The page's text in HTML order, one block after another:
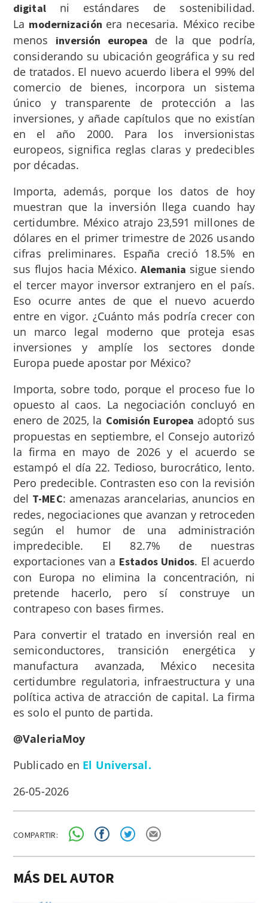
digitalni estándares de sostenibilidad.
La modernización era necesaria. México recibe
menos inversión europea de la que podría,
considerando su ubicación geográfica y su red
de tratados. El nuevo acuerdo libera el 99% del
comercio de bienes, incorpora un sistema
único y transparente de protección a las
inversiones, y añade capítulos que no existían
en el año 2000. Para los inversionistas
europeos, significa reglas claras y predecibles
por décadas.
Importa, además, porque los datos de hoy
muestran que la inversión llega cuando hay
certidumbre. México atrajo 23,591 millones de
dólares en el primer trimestre de 2026 usando
cifras preliminares. España creció 18.5% en
sus flujos hacia México.Alemania sigue siendo
el tercer mayor inversor extranjero en el país.
Eso ocurre antes de que el nuevo acuerdo
entre en vigor. ¿Cuánto más podría crecer con
un marco legal moderno que proteja esas
inversiones y amplíe los sectores donde
Europa puede apostar por México?
Importa, sobre todo, porque el proceso fue lo
opuesto al caos. La negociación concluyó en
enero de 2025, la Comisión Europea adoptó sus
propuestas en septiembre, el Consejo autorizó
la firma en mayo de 2026 y el acuerdo se
estampó el día 22. Tedioso, burocrático, lento.
Pero predecible. Contrasten eso con la revisión
del T-MEC: amenazas arancelarias, anuncios en
redes, negociaciones que avanzan y retroceden
según el humor de una administración
impredecible. El 82.7% de nuestras
exportaciones van a Estados Unidos. El acuerdo
con Europa no elimina la concentración, ni
pretende hacerlo, pero sí construye un
contrapeso con bases firmes.
Para convertir el tratado en inversión real en
semiconductores, transición energética y
manufactura avanzada, México necesita
certidumbre regulatoria, infraestructura y una
política activa de atracción de capital. La firma
es solo el punto de partida.
@ValeriaMoy
Publicado en El Universal.
26-05-2026
COMPARTIR:
MÁS DEL AUTOR